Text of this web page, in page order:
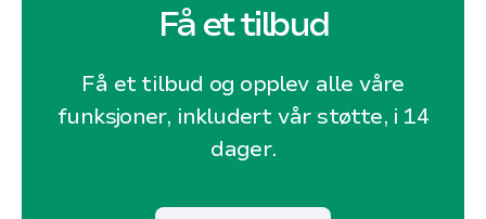
Få et tilbud
Få et tilbud og opplev alle våre
funksjoner, inkludert vår støtte, i 14
dager.